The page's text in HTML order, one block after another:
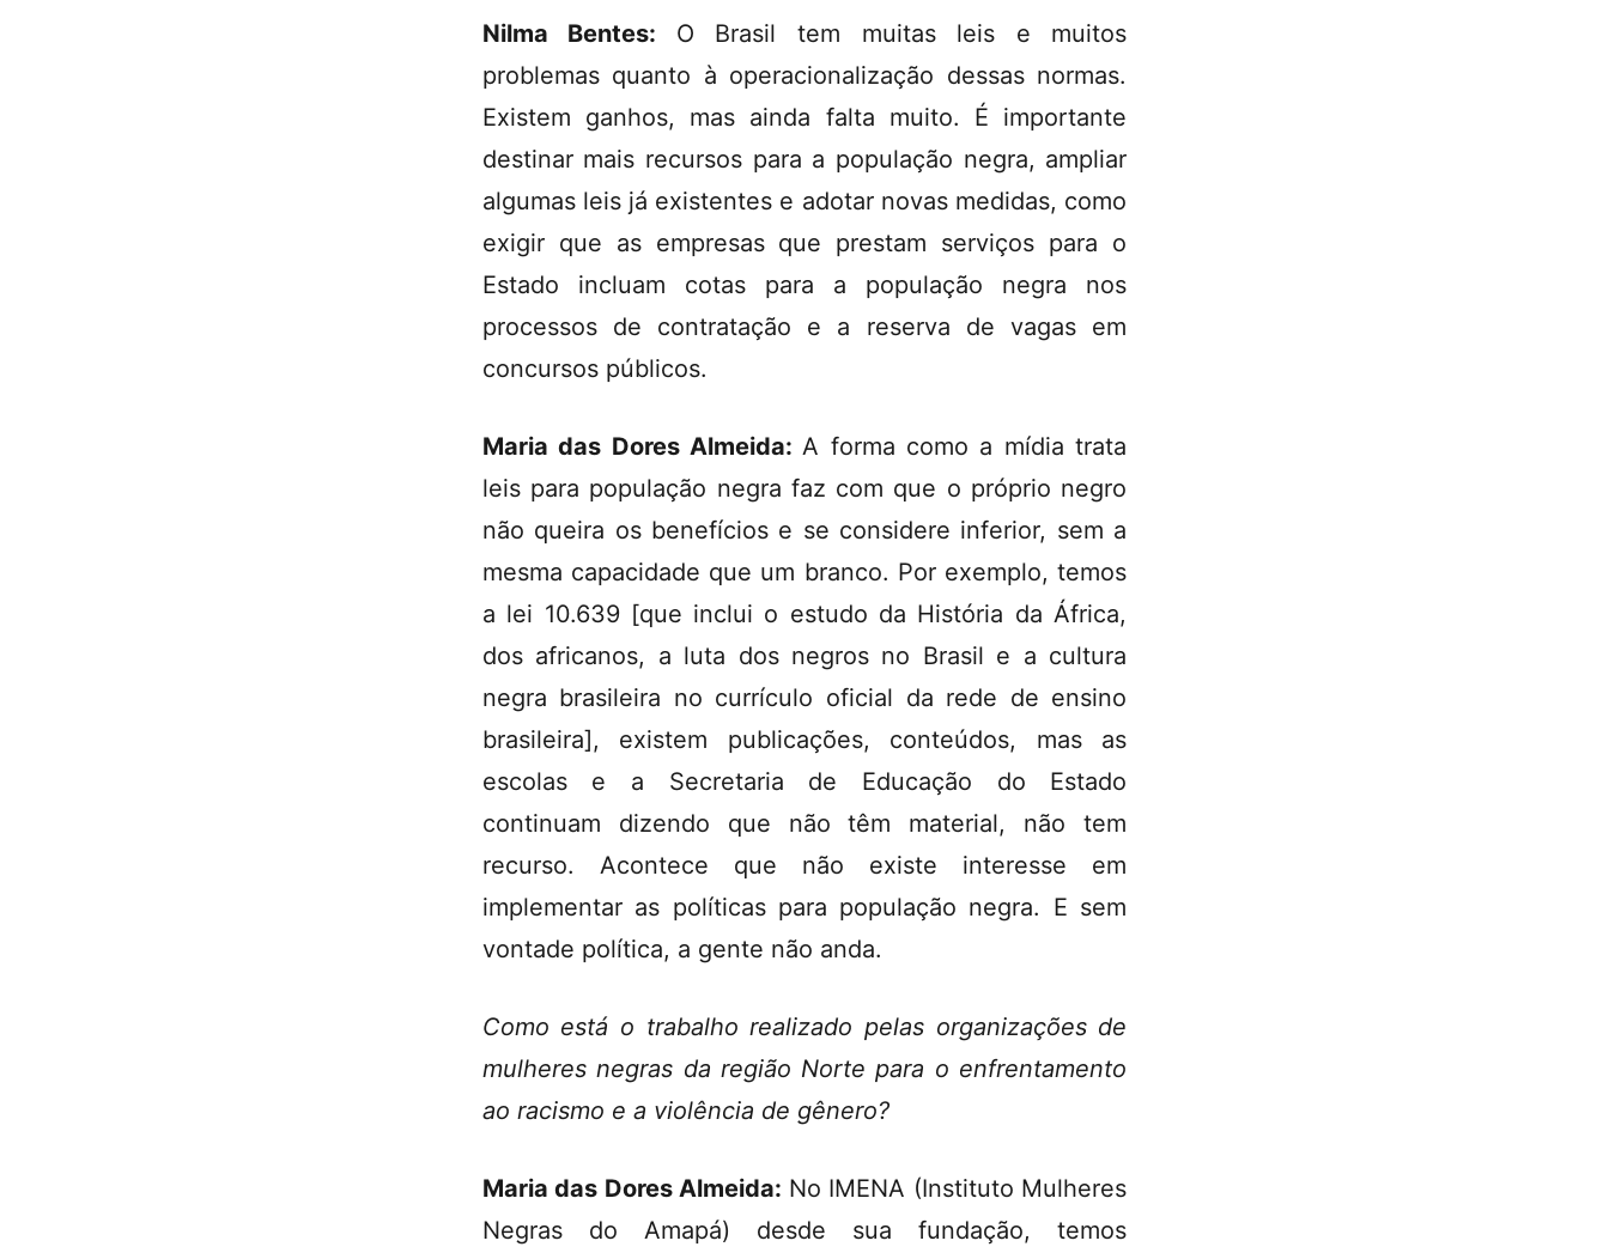
Nilma Bentes: O Brasil tem muitas leis e muitos
problemas quanto à operacionalização dessas normas.
Existem ganhos, mas ainda falta muito. É importante
destinar mais recursos para a população negra, ampliar
algumas leis já existentes e adotar novas medidas, como
exigir que as empresas que prestam serviços para o
Estado incluam cotas para a população negra nos
processos de contratação e a reserva de vagas em
concursos públicos.
Maria das Dores Almeida:A forma como a mídia trata
leis para população negra faz com que o próprio negro
não queira os benefícios e se considere inferior, sem a
mesma capacidade que um branco. Por exemplo, temos
a lei 10.639 [que inclui o estudo da História da África,
dos africanos, a luta dos negros no Brasil e a cultura
negra brasileira no currículo oficial da rede de ensino
brasileira], existem publicações, conteúdos, mas as
escolas e a Secretaria de Educação do Estado
continuam dizendo que não têm material, não tem
recurso. Acontece que não existe interesse em
implementar as políticas para população negra. E sem
vontade política, a gente não anda.
Como está o trabalho realizado pelas organizações de
mulheres negras da região Norte para o enfrentamento
ao racismo e a violência de gênero?
Maria das Dores Almeida: No IMENA (Instituto Mulheres
Negras do Amapá) desde sua fundação, temos